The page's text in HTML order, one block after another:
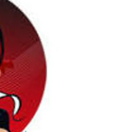
สุขภาพ
เที่ยว-กิน
Tasteful Thailand
Sanook Choice